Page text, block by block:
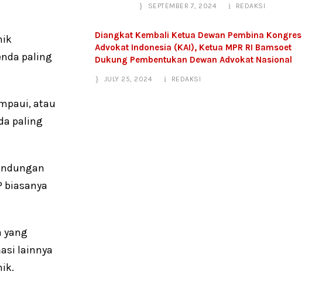
paling
atau
paling
biasanya
yang
lainnya
SEPTEMBER 7, 2024 REDAKSI
Diangkat Kembali Ketua Dewan Pembina Kongres
Advokat Indonesia (KAI), Ketua MPR RI Bamsoet
Dukung Pembentukan Dewan Advokat Nasional
JULY 25, 2024 REDAKSI